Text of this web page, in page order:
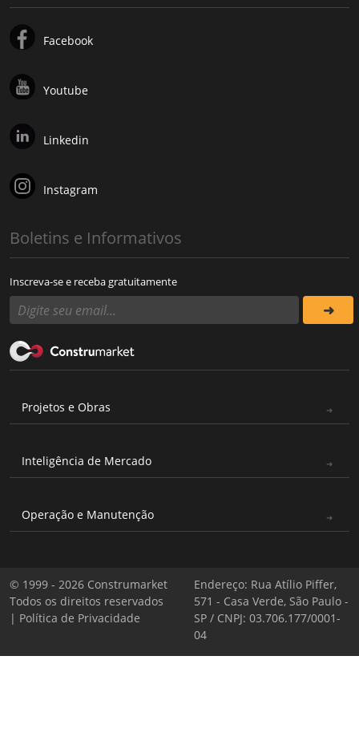
Facebook
Youtube
Linkedin
Instagram
Boletins e Informativos
Inscreva-se e receba gratuitamente
Projetos e Obras
Inteligência de Mercado
Operação e Manutenção
© 1999 - 2026 Construmarket
Todos os direitos reservados
| Política de Privacidade
Endereço: Rua Atílio Piffer,
571 - Casa Verde, São Paulo -
SP / CNPJ: 03.706.177/0001-
04